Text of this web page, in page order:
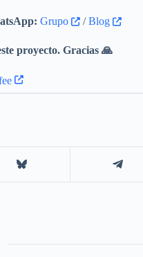
Grupo /Blog
proyecto. Gracias 🙏